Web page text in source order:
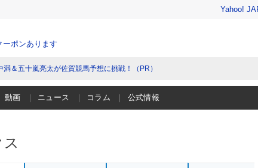
Yahoo!
ーポンあります
満＆五十嵐亮太が佐賀競馬予想に挑戦！（PR）
動画 ニュース コラム 公式情報